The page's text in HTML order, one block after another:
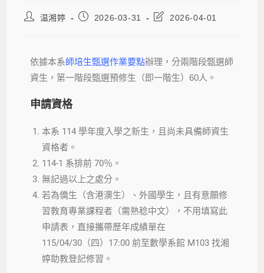
温湘婷 2026-03-31 2026-04-01
依據本系師培生甄選作業要點辦理，分兩階段甄選師
資生，第一階段甄選預修生（即一階生）60人。
申請資格
本系 114 學年度入學之新生，且尚未具備師資生
資格者。
114-1 系排前 70％。
無記過以上之處分。
若為僑生（含港澳生）、外國學生，且有意願修
習教育專業課程者（需熟稔中文），不用填寫此
申請表，直接攜帶歷年成績單在
115/04/30（四）17:00 前至數學系館 M103 找湘
婷助教登記修習。